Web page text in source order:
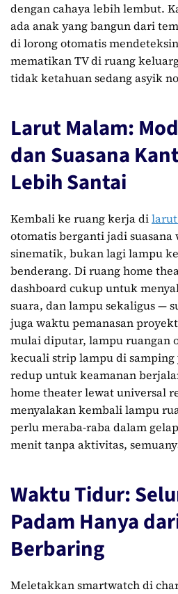
dengan cahaya lebih lembut.
ada anak yang bangun dari
di lorong otomatis
mematikan TV di ruang
tidak ketahuan sedang asyik
Larut Malam:
dan Suasana
Lebih Santai
Kembali ke ruang kerja di
otomatis berganti jadi suasana
sinematik, bukan lagi lampu
benderang. Di ruang home
dashboard cukup untuk
suara, dan lampu sekaligus —
juga waktu pemanasan
mulai diputar, lampu ruangan
kecuali strip lampu di samping
redup untuk keamanan
home theater lewat universal
menyalakan kembali lampu
perlu meraba-raba dalam
menit tanpa aktivitas,
Waktu Tidur:
Padam Hanya
Berbaring
Meletakkan smartwatch di